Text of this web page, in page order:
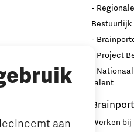
aan
-
Bestuurlijk
-
- Project
-
talent
Werken